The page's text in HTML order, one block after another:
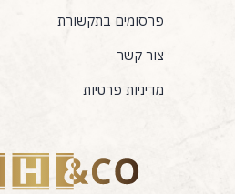
פרסומים בתקשורת
צור קשר
מדיניות פרטיות